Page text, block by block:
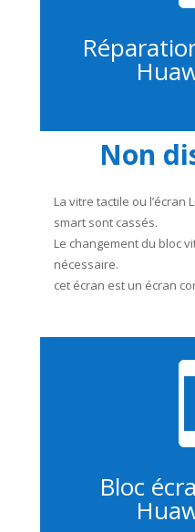
Non
La vitre tactile ou l’écran
smart sont cassés.
Le changement du bloc
nécessaire.
cet écran est un écran
Bloc